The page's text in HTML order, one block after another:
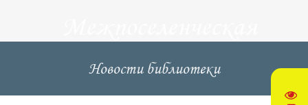
центральная
библиотека
Новости библиотеки